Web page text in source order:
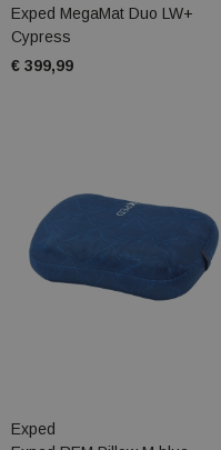
Exped MegaMat Duo LW+
Cypress
€ 399,99
Exped